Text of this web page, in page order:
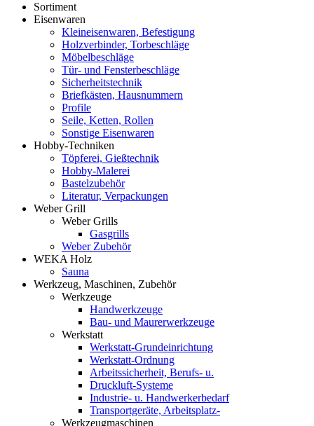
Sortiment
Eisenwaren
Kleineisenwaren, Befestigung
Holzverbinder, Torbeschläge
Möbelbeschläge
Tür- und Fensterbeschläge
Sicherheitstechnik
Briefkästen, Hausnummern
Profile
Seile, Ketten, Rollen
Sonstige Eisenwaren
Hobby-Techniken
Töpferei, Gießtechnik
Hobby-Malerei
Bastelzubehör
Literatur, Verpackungen
Weber Grill
Weber Grills
Gasgrills
Weber Zubehör
WEKA Holz
Sauna
Werkzeug, Maschinen, Zubehör
Werkzeuge
Handwerkzeuge
Bau- und Maurerwerkzeuge
Werkstatt
Werkstatt-Grundeinrichtung
Werkstatt-Ordnung
Arbeitssicherheit, Berufs- u.
Druckluft-Systeme
Industrie- u. Handwerkerbedarf
Transportgeräte, Arbeitsplatz-
Werkzeugmaschinen